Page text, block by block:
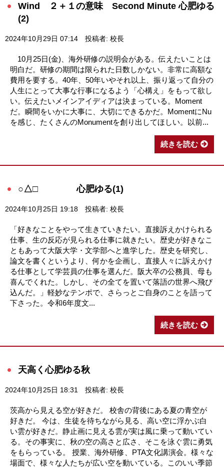
Wind ２＋１の意味 Second Minute 心肥ゆる
(2)
2024年10月29日 07:14 投稿者: 校長
10月25日(金)、海外研修の説明会がある。伝えたいことは
明白だ。研修の期間は限られた日数しかない。非常に高額な
費用を要する。40年、50年いやそれ以上、振り返って自分の
人生にとって大事な行事になるよう「心構え」をもって欲し
い。伝えたいメインアイディアは決まっている。Moment
だ。瞬間をいかに大事に、大切にできるかだ。MomentにNu
を感じ、たくさんのMonumentを創り出してほしい。以前...
続きを読む
○△□ 心肥ゆる(1)
2024年10月25日 19:18 投稿者: 校長
「好きなことをやって生きていきたい。直接訴えかけられる
仕事、生の反応が見られる仕事に就きたい。歴史が好きなこ
ともあって大阪大学・文学部へと進学した。歴史を研究し、
論文を書くというより、何かを企画し、直接人々に訴えかけ
る仕事として学芸員の仕事を選んだ。阪大卒の公務員、母も
喜んでくれた。しかし、その全てを置いて落語の世界へ飛び
込んだ。」軽妙なテンポで、さらっとご自身のことを語って
下さった。令和6年度文...
続きを読む
天高く心肥ゆる秋
2024年10月25日 18:31 投稿者: 校長
茨高から見える空が好きだ。 校舎の背後にある夏の青空が
好きだ。 今は、生徒を待ちながら見る、高い空に浮かぶ白
い雲が好きだ。静止画に見える雲が実は風に乗って動いてい
る。その事実に、秋の空の高さと広さ、そこを泳ぐ雲に勇気
をもらっている。 授業、海外研修、PTA文化講演会。様々な
場面で、様々な人たちが広い空を動いている。このいい季節